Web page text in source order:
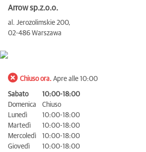
Arrow sp.z.o.o.
al. Jerozolimskie 200,
02-486 Warszawa
Chiuso ora. Apre alle 10:00
Sabato
10:00-18:00
Domenica
Chiuso
Lunedì
10:00-18:00
Martedì
10:00-18:00
Mercoledì
10:00-18:00
Giovedì
10:00-18:00